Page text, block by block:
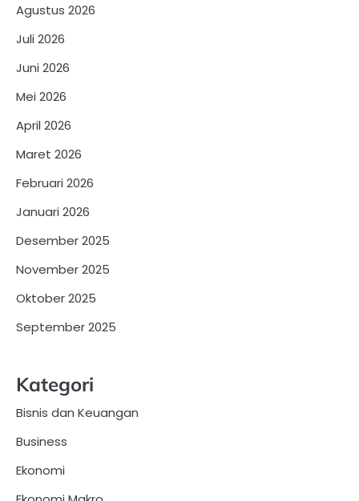
Agustus 2026
Juli 2026
Juni 2026
Mei 2026
April 2026
Maret 2026
Februari 2026
Januari 2026
Desember 2025
November 2025
Oktober 2025
September 2025
Kategori
Bisnis dan Keuangan
Business
Ekonomi